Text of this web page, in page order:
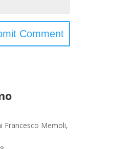
Francesco Memoli,